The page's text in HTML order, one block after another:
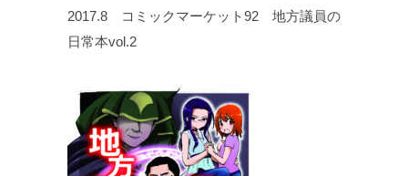
2017.8 コミックマーケット92 地方議員の
日常本vol.2